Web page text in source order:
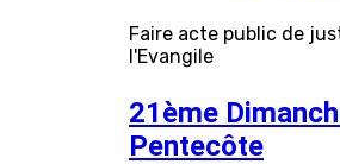
Faire acte public de
l'Evangile
21ème
Pentecôte